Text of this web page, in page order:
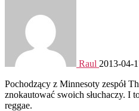
Raul 2013-04-
Pochodzący z Minnesoty zespół
znokautować swoich słuchaczy. I
reggae.